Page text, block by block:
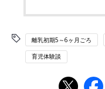
離乳初期5～6ヶ月ごろ
育児体験談